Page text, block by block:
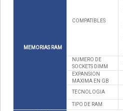
MEMORIAS RAM
COMPATIBLES
NUMERO DE
SOCKETS DIMM
EXPANSION
MAXIMA EN GB
TECNOLOGIA
TIPO DE RAM